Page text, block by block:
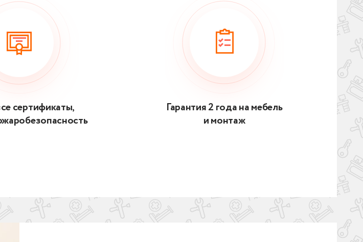
сертификаты,
Гарантия 2 года на мебель
и монтаж